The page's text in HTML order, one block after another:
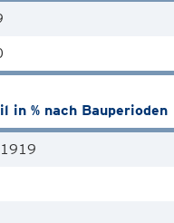
in % nach Bauperioden